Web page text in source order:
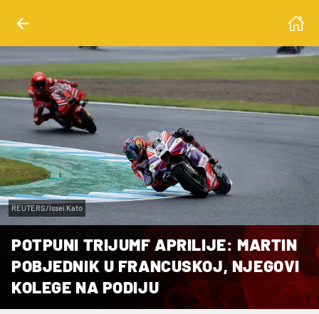
REUTERS/Issei Kato
POTPUNI TRIJUMF APRILIJE: MARTIN
POBJEDNIK U FRANCUSKOJ, NJEGOVI
KOLEGE NA PODIJU